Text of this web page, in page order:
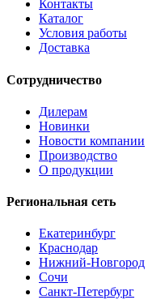
Контакты
Каталог
Условия работы
Доставка
Сотрудничество
Дилерам
Новинки
Новости компании
Производство
О продукции
Региональная сеть
Екатеринбург
Краснодар
Нижний-Новгород
Сочи
Санкт-Петербург